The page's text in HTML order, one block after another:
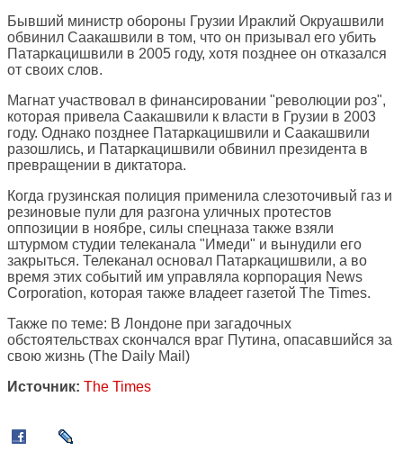
Бывший министр обороны Грузии Ираклий Окруашвили
обвинил Саакашвили в том, что он призывал его убить
Патаркацишвили в 2005 году, хотя позднее он отказался
от своих слов.
Магнат участвовал в финансировании "революции роз",
которая привела Саакашвили к власти в Грузии в 2003
году. Однако позднее Патаркацишвили и Саакашвили
разошлись, и Патаркацишвили обвинил президента в
превращении в диктатора.
Когда грузинская полиция применила слезоточивый газ и
резиновые пули для разгона уличных протестов
оппозиции в ноябре, силы спецназа также взяли
штурмом студии телеканала "Имеди" и вынудили его
закрыться. Телеканал основал Патаркацишвили, а во
время этих событий им управляла корпорация News
Corporation, которая также владеет газетой The Times.
Также по теме: В Лондоне при загадочных
обстоятельствах скончался враг Путина, опасавшийся за
свою жизнь (The Daily Mail)
Источник: The Times